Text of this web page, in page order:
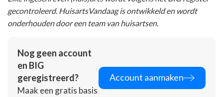
gecontroleerd. HuisartsVandaag is ontwikkeld en wordt
onderhouden door een team van huisartsen.
Nog geen account
en BIG
geregistreerd?
Maak een gratis basis
Account aanmaken